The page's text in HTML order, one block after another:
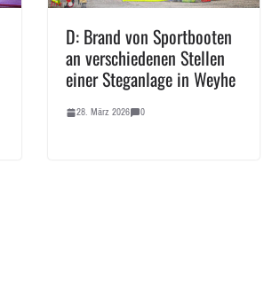
D: Brand von Sportbooten
an verschiedenen Stellen
einer Steganlage in Weyhe
28. März 2026 0